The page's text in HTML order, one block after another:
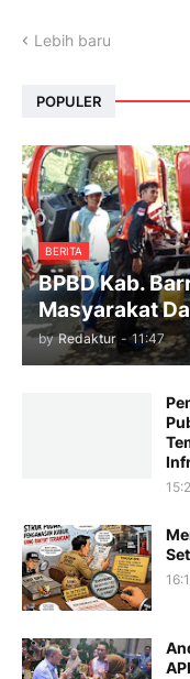
Lebih baru
POPULER
BERITA
BPBD Kab.
Masyarakat
by Redaktur - 11:47